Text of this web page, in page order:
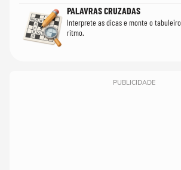
PALAVRAS CRUZADAS
Interprete as dicas e monte o
ritmo.
PUBLICIDADE